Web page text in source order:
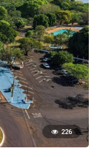
226